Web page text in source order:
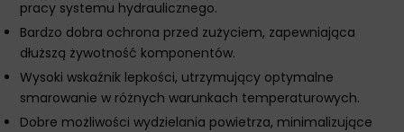
pracy systemu hydraulicznego.
Bardzo dobra ochrona przed zużyciem, zapewniająca
dłuższą żywotność komponentów.
Wysoki wskaźnik lepkości, utrzymujący optymalne
smarowanie w różnych warunkach temperaturowych.
Dobre możliwości wydzielania powietrza, minimalizujące